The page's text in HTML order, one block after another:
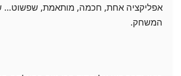
אפליקציה אחת, חכמה, מותאמת, שפשוט…
המשחק.